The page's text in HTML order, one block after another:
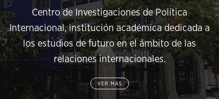
Centro de Investigaciones de Política
Internacional, institución académica dedicada a
los estudios de futuro en el ámbito de las
relaciones internacionales.
VER MÁS